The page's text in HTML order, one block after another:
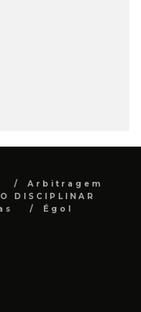
Arbitragem
DISCIPLINAR
Égol